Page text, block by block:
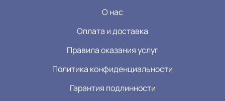
О нас
Оплата и доставка
Правила оказания услуг
Политика конфиденциальности
Гарантия подлинности